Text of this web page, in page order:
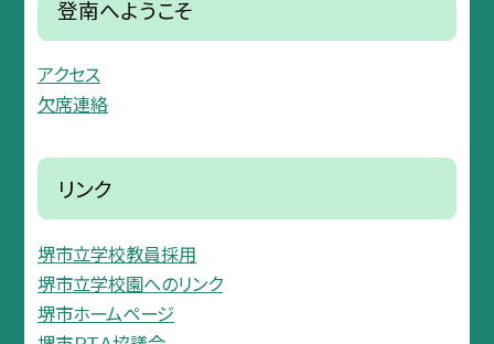
登南へようこそ
アクセス
欠席連絡
リンク
堺市立学校教員採用
堺市立学校園へのリンク
堺市ホームページ